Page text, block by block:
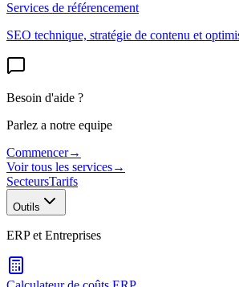
Services de référencement
SEO technique, stratégie de contenu et
Besoin d'aide ?
Parlez a notre equipe
Commencer→
Voir tous les services→
SecteursTarifs
Outils
ERP et Entreprises